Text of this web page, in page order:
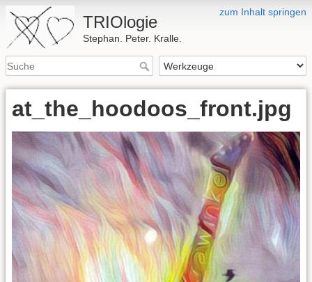
zum Inhalt springen
TRIOlogie
Stephan. Peter. Kralle.
at_the_hoodoos_front.jpg